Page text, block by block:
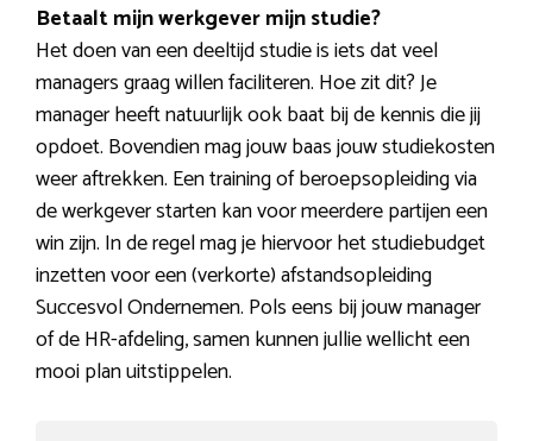
Betaalt mijn werkgever mijn studie?
Het doen van een deeltijd studie is iets dat veel
managers graag willen faciliteren. Hoe zit dit? Je
manager heeft natuurlijk ook baat bij de kennis die jij
opdoet. Bovendien mag jouw baas jouw studiekosten
weer aftrekken. Een training of beroepsopleiding via
de werkgever starten kan voor meerdere partijen een
win zijn. In de regel mag je hiervoor het studiebudget
inzetten voor een (verkorte) afstandsopleiding
Succesvol Ondernemen. Pols eens bij jouw manager
of de HR-afdeling, samen kunnen jullie wellicht een
mooi plan uitstippelen.